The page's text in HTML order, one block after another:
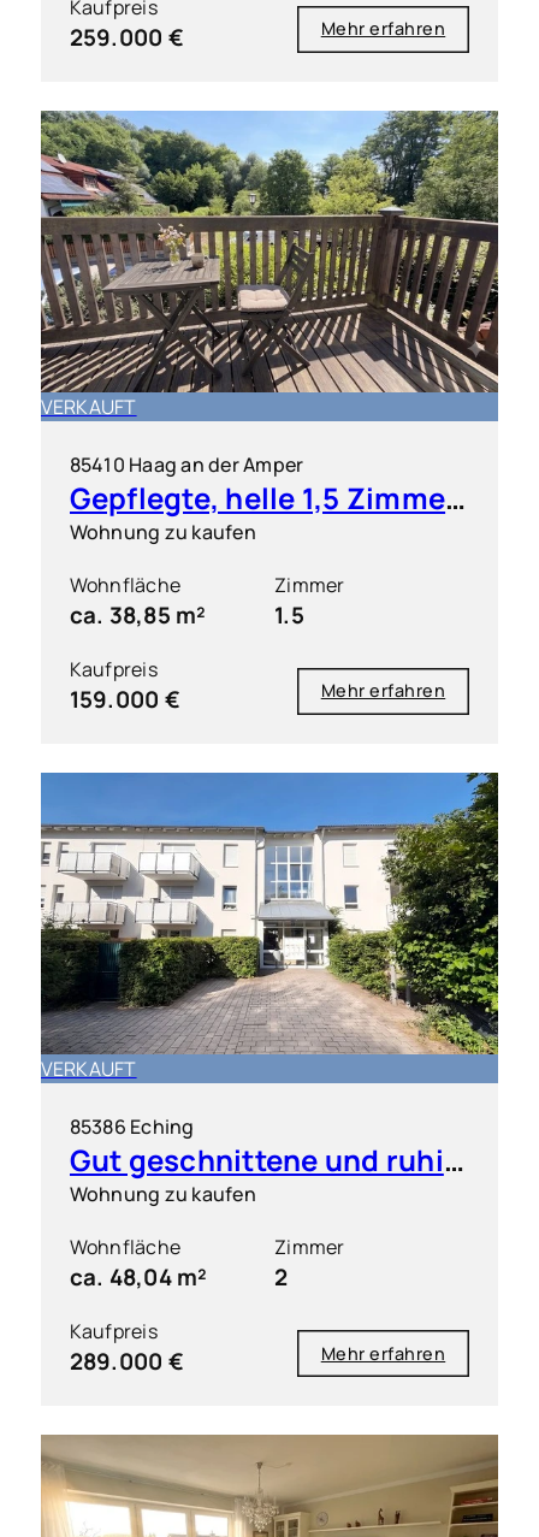
Kaufpreis
259.000 € Mehr erfahren
VERKAUFT
85410 Haag an der Amper
Gepflegte, helle 1,5 Zimmer-Wohnung mit S/O-Balkon
Wohnung zu kaufen
Wohnfläche
ca. 38,85 m²
Zimmer
1.5
Kaufpreis
159.000 € Mehr erfahren
VERKAUFT
85386 Eching
Gut geschnittene und ruhig gelegene 2 Zimmer-Wohnung mit S/O-Balkon
Wohnung zu kaufen
Wohnfläche
ca. 48,04 m²
Zimmer
2
Kaufpreis
289.000 € Mehr erfahren